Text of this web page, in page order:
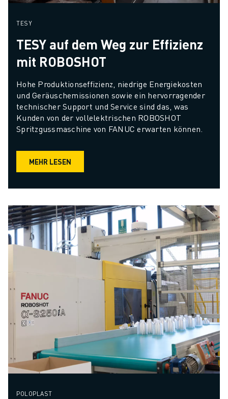
TESY
TESY auf dem Weg zur Effizienz
mit ROBOSHOT
Hohe Produktionseffizienz, niedrige Energiekosten
und Geräuschemissionen sowie ein hervorragender
technischer Support und Service sind das, was
Kunden von der vollelektrischen ROBOSHOT
Spritzgussmaschine von FANUC erwarten können.
MEHR LESEN
POLOPLAST